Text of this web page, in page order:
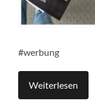
#werbung
Weiterlesen